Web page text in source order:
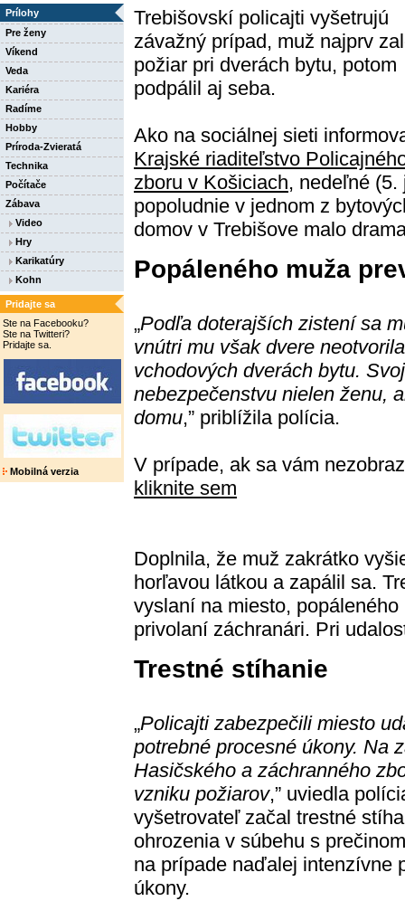
Prílohy
Pre ženy
Víkend
Veda
Kariéra
Radíme
Hobby
Príroda-Zvieratá
Technika
Počítače
Zábava
Video
Hry
Karikatúry
Kohn
Pridajte sa
Ste na Facebooku?
Ste na Twitteri?
Pridajte sa.
Mobilná verzia
Trebišovskí policajti vyšetrujú
závažný prípad, muž najprv
požiar pri dverách bytu, potom
podpálil aj seba.
Ako na sociálnej sieti
Krajské riaditeľstvo
zboru v Košiciach, nedeľné (5.
popoludnie v jednom z
domov v Trebišove malo
Popáleného muža
„Podľa doterajších zistení sa
vnútri mu však dvere
vchodových dverách bytu.
nebezpečenstvu nielen ženu,
domu,” priblížila polícia.
V prípade, ak sa vám
kliknite sem
Doplnila, že muž zakrátko
horľavou látkou a zapálil sa.
vyslaní na miesto,
privolaní záchranári. Pri
Trestné stíhanie
„Policajti zabezpečili miesto
potrebné procesné úkony. Na
Hasičského a záchranného
vzniku požiarov,” uviedla
vyšetrovateľ začal trestné
ohrozenia v súbehu s
na prípade naďalej intenzívne
úkony.